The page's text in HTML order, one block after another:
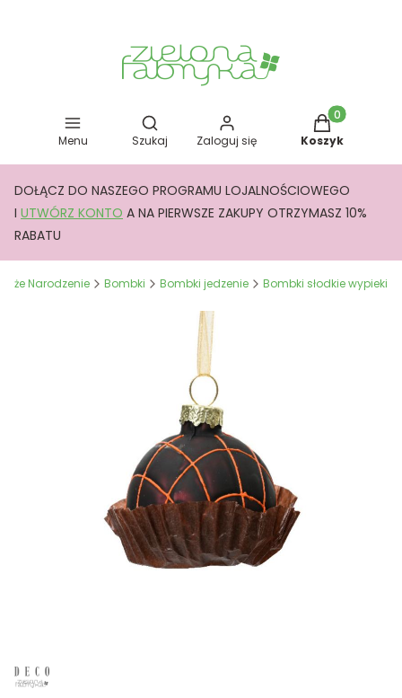
Menu
Otwórz wyszukiwarkę
Szukaj Zaloguj się
Produkty w
Koszyk
DOŁĄCZ DO NASZEGO PROGRAMU LOJALNOŚCIOWEGO
I UTWÓRZ KONTO A NA PIERWSZE ZAKUPY OTRZYMASZ 10%
RABATU
Boże Narodzenie Bombki Bombki jedzenie Bombki słodkie wypieki